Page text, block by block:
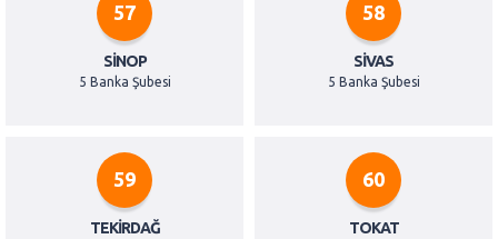
57
SINOP
5 Banka Şubesi
58
SIVAS
5 Banka Şubesi
59
TEKIRDAĞ
60
TOKAT